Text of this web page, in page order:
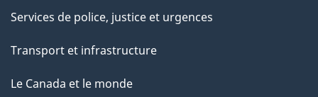
Services de police, justice et urgences
Transport et infrastructure
Le Canada et le monde